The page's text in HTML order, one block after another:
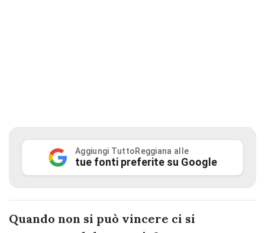
Aggiungi TuttoReggiana alle
tue fonti preferite su Google
Quando non si può vincere ci si